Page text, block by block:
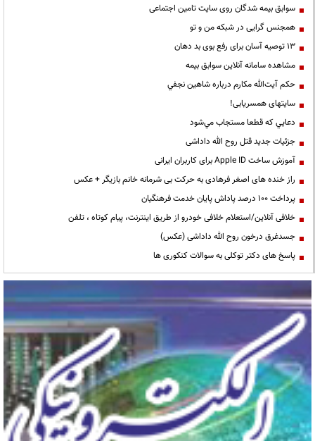
سوابق بیمه شدگان روی سایت تامین اجتماعی
همجنس گرایی در شبکه من و تو
13 توصیه آسان برای رفع بوی بد دهان
مشاهده سامانه آنلاين سوابق بیمه
حكم آيت‌الله مكارم درباره شاهين نجفي
سایتهای همسریابی!
دعايي كه قطعا مستجاب مي‌شود
جزئیات جدید قتل روح الله داداشی
آموزش ساخت Apple ID برای کاربران ایرانی
راز خنده های اصغر فرهادی به حرکت بی شرمانه خانم بازیگر + عکس
پرداخت ۱۰۰ درصد پاداش پایان خدمت فرهنگیان
خلافی آنلاین/استعلام خلافی خودرو از طریق اینترنت، پیام کوتاه ، تلفن
جسدغرق درخون روح الله داداشی (عکس)
پاسخ های دکتر توکلی به سوالات کنکوری ها